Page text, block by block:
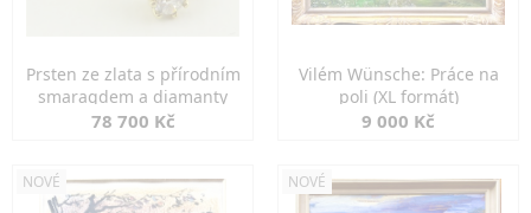
Prsten ze zlata s přírodním
smaragdem a diamanty
78 700 Kč
Vilém Wünsche: Práce na
poli (XL formát)
9 000 Kč
NOVÉ NOVÉ